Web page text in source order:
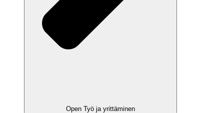
Open Työ ja yrittäminen